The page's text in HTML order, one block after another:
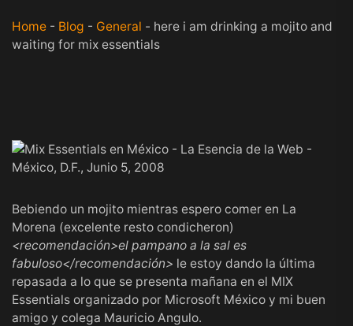
Home - Blog - General - here i am drinking a mojito and
waiting for mix essentials
Bebiendo un mojito mientras espero comer en La
Morena (excelente resto condicheron)
<recomendación>el pampano a la sal es
fabuloso</recomendación> le estoy dando la última
repasada a lo que se presenta mañana en el MIX
Essentials organizado por Microsoft México y mi buen
amigo y colega Mauricio Angulo.